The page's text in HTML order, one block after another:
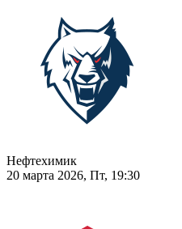
Нефтехимик
20 марта 2026, Пт, 19:30